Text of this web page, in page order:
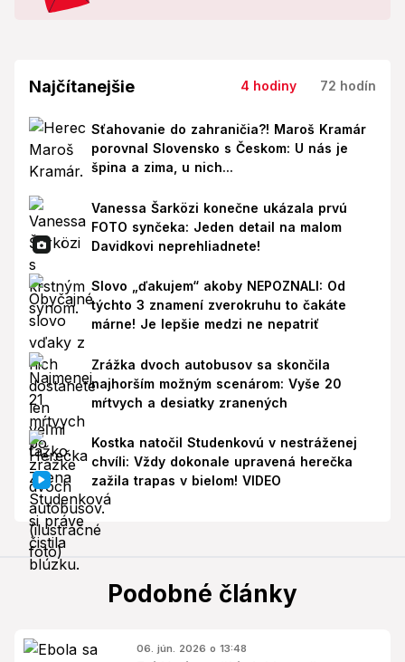
Najčítanejšie 4 hodiny 72 hodín
Sťahovanie do zahraničia?! Maroš Kramár
porovnal Slovensko s Českom: U nás je
špina a zima, u nich...
Vanessa Šarközi konečne ukázala prvú
FOTO synčeka: Jeden detail na malom
Davidkovi neprehliadnete!
Slovo „ďakujem“ akoby NEPOZNALI: Od
týchto 3 znamení zverokruhu to čakáte
márne! Je lepšie medzi ne nepatriť
Zrážka dvoch autobusov sa skončila
najhorším možným scenárom: Vyše 20
mŕtvych a desiatky zranených
Kostka natočil Studenkovú v nestráženej
chvíli: Vždy dokonale upravená herečka
zažila trapas v bielom! VIDEO
Podobné články
06. jún. 2026 o 13:48